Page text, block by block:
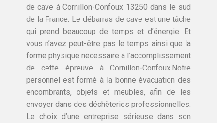
de cave à Cornillon-Confoux 13250 dans le sud
de la France. Le débarras de cave est une tâche
qui prend beaucoup de temps et d’énergie. Et
vous n’avez peut-être pas le temps ainsi que la
forme physique nécessaire à l’accomplissement
de cette épreuve à Cornillon-Confoux.Notre
personnel est formé à la bonne évacuation des
encombrants, objets et meubles, afin de les
envoyer dans des déchèteries professionnelles.
Le choix d’une entreprise sérieuse dans son